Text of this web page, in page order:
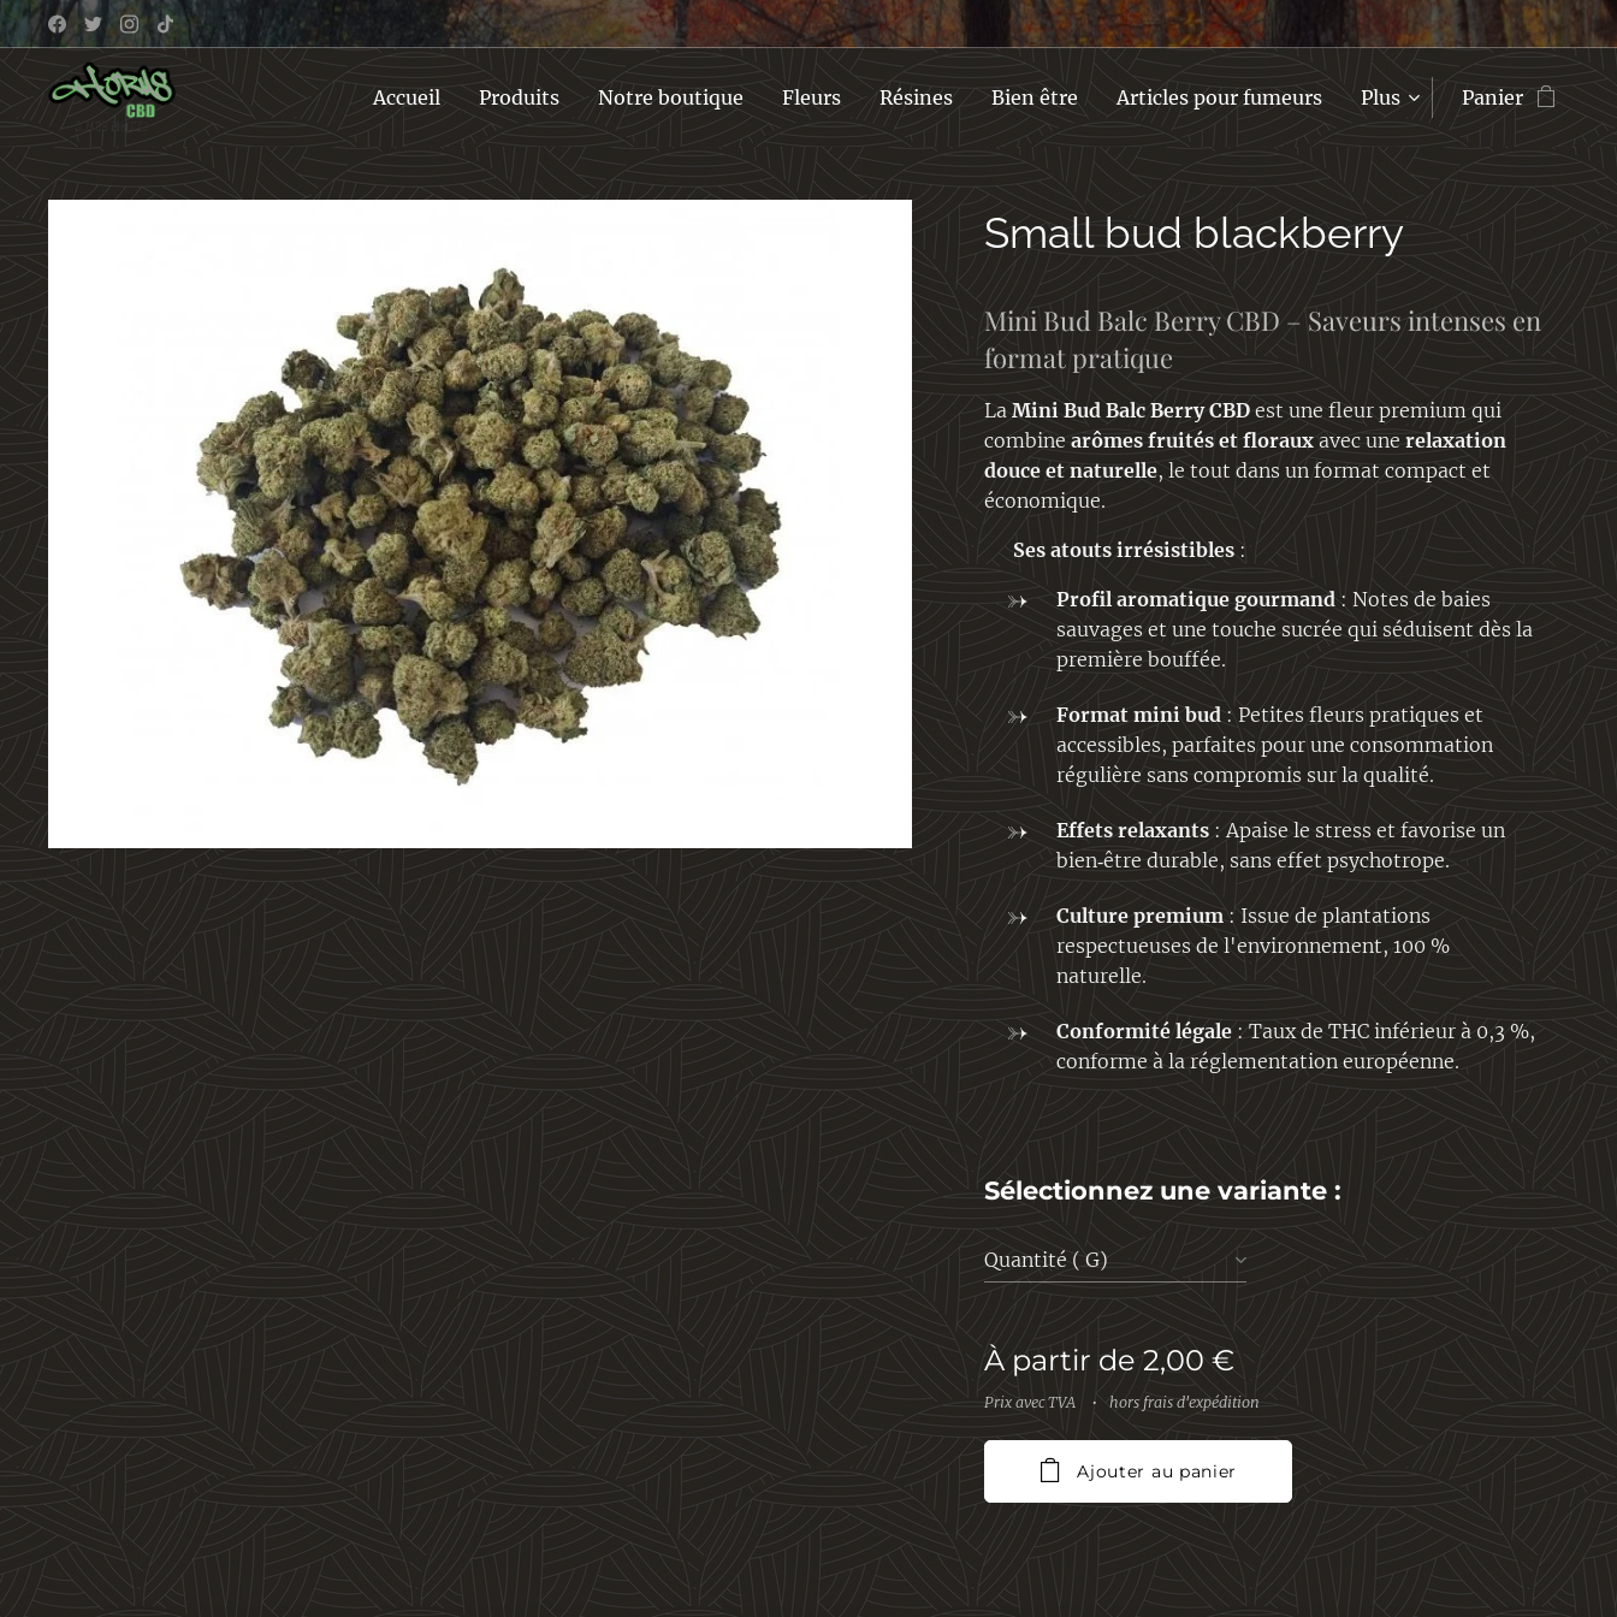
Accueil Produits Notre boutique Fleurs Résines Bien être Articles pour fumeurs Plus Panier
Small bud blackberry
Mini Bud Balc Berry CBD – Saveurs intenses en
format pratique
LaMini Bud Balc Berry CBD est une fleur premium qui
combinearômes fruités et florauxavec unerelaxation
douce et naturelle, le tout dans un format compact et
économique.
✨ Ses atouts irrésistibles:
Profil aromatique gourmand: Notes de baies
sauvages et une touche sucrée qui séduisent dès la
première bouffée.
Format mini bud : Petites fleurs pratiques et
accessibles, parfaites pour une consommation
régulière sans compromis sur la qualité.
Effets relaxants : Apaise le stress et favorise un
bien‑être durable, sans effet psychotrope.
Culture premium: Issue de plantations
respectueuses de l'environnement, 100 %
naturelle.
Conformité légale : Taux de THC inférieur à 0,3 %,
conforme à la réglementation européenne.
Sélectionnez une variante :
Quantité ( G)
À partir de2,00 €
Prix avec TVA hors frais d'expédition
Ajouter au panier